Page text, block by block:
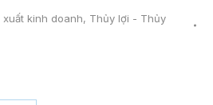
xuất kinh doanh, Thủy lợi - Thủy